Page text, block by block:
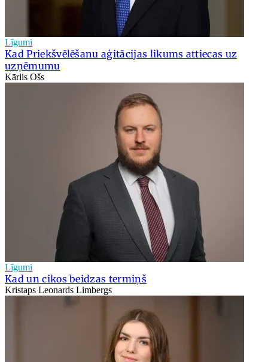
Līgumi
Kad Priekšvēlēšanu aģitācijas likums attiecas uz
uzņēmumu
Kārlis Ošs
Līgumi
Kad un cikos beidzas termiņš
Kristaps Leonards Limbergs